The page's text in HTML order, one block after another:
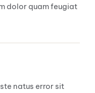
dolor quam feugiat
natus error sit